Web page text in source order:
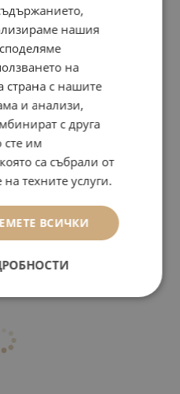
нашия
на
страна с нашите
и анализи,
с друга
сте им
са събрали от
техните услуги.
ВСИЧКИ